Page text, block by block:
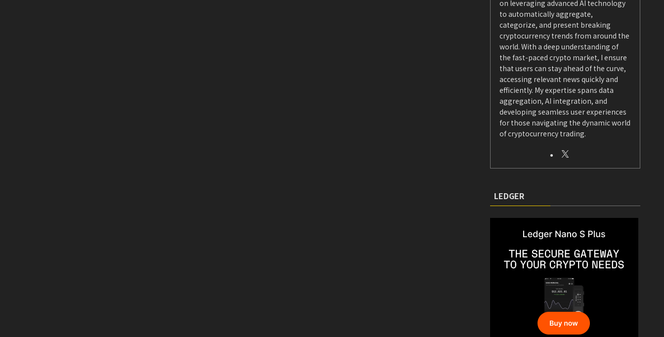
on leveraging advanced AI technology
to automatically aggregate,
categorize, and present breaking
cryptocurrency trends from around the
world. With a deep understanding of
the fast-paced crypto market, I ensure
that users can stay ahead of the curve,
accessing relevant news quickly and
efficiently. My expertise spans data
aggregation, AI integration, and
developing seamless user experiences
for those navigating the dynamic world
of cryptocurrency trading.
LEDGER